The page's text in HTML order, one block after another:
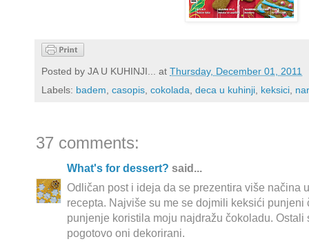
Posted by JA U KUHINJI... at Thursday, December 01, 2011
Labels: badem, casopis, cokolada, deca u kuhinji, keksici, nar
37 comments:
What's for dessert? said...
Odličan post i ideja da se prezentira više načina
recepta. Najviše su me se dojmili keksići punjeni
punjenje koristila moju najdražu čokoladu. Ostali
pogotovo oni dekorirani.